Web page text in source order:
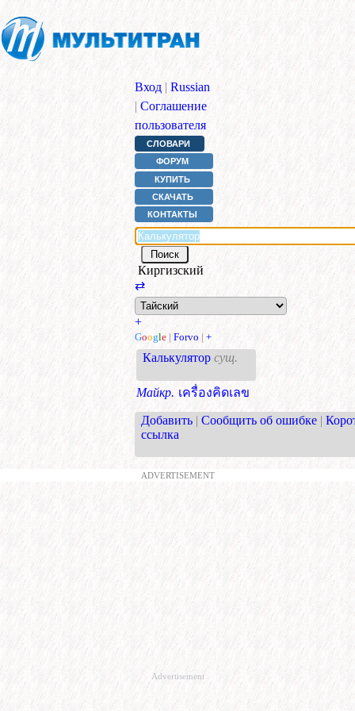
Вход | Russian
| Соглашение
пользователя
СЛОВАРИ
ФОРУМ
КУПИТЬ
СКАЧАТЬ
КОНТАКТЫ
Киргизский
⇄
+
Google | Forvo | +
Калькулятор сущ.
Майкр. เครื่องคิดเลข
Добавить | Сообщить об ошибке |
ссылка
ADVERTISEMENT
Advertisement